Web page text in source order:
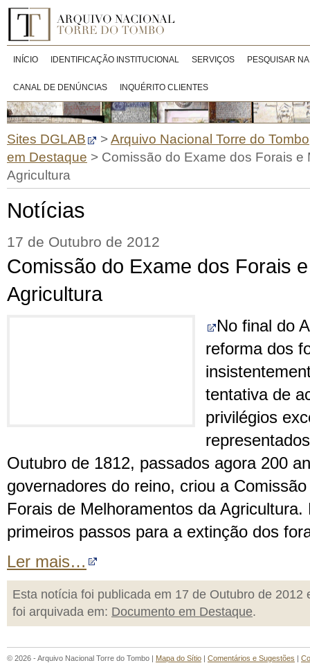
INÍCIO IDENTIFICAÇÃO INSTITUCIONAL SERVIÇOS PESQUISAR
CANAL DE DENÚNCIAS INQUÉRITO CLIENTES
Sites DGLAB >Arquivo Nacional Torre do Tombo
em Destaque > Comissão do Exame dos Forais e
Agricultura
Notícias
17 de Outubro de 2012
Comissão do Exame dos Forais
Agricultura
No final do
reforma dos
tentativa de
privilégios
Outubro de 1812, passados agora 200
governadores do reino, criou a
Forais de Melhoramentos da
primeiros passos para a extinção dos
Ler mais…
Esta notícia foi publicada em 17 de Outubro de 2012
foi arquivada em: Documento em Destaque.
© 2026 - Arquivo Nacional Torre do Tombo | Mapa do Sítio | Comentários e Sugestões |